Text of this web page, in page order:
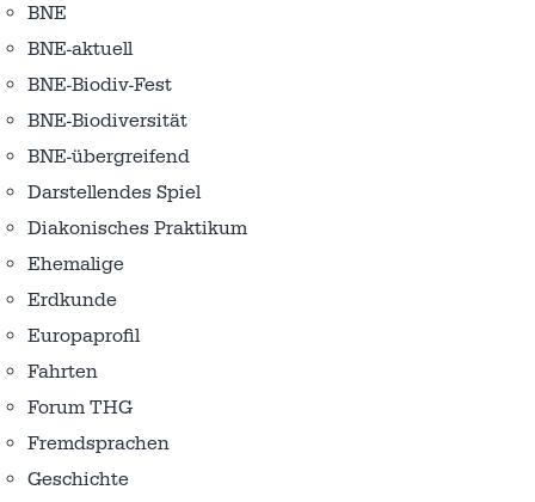
BNE
BNE-aktuell
BNE-Biodiv-Fest
BNE-Biodiversität
BNE-übergreifend
Darstellendes Spiel
Diakonisches Praktikum
Ehemalige
Erdkunde
Europaprofil
Fahrten
Forum THG
Fremdsprachen
Geschichte